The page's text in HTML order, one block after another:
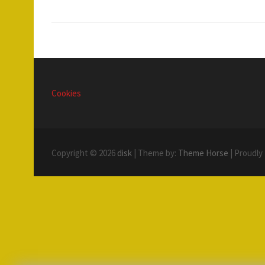
Cookies
Copyright © 2026 disk | Theme by: Theme Horse |